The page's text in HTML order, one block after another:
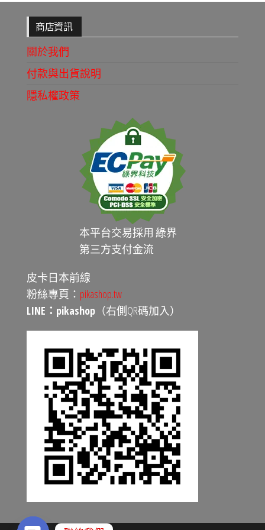
商店資訊
關於我們
付款與出貨說明
隱私權政策
本平台交易採用 綠界
第三方支付金流
皮卡日本前線
粉絲專頁： pikashop.tw
LINE：pikashop （右側QR碼加入）